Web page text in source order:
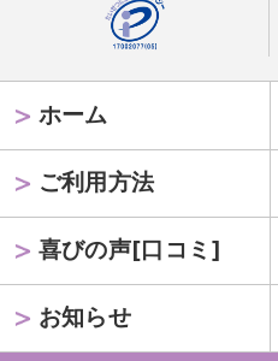
ホーム
ご利用方法
喜びの声[口コミ]
お知らせ